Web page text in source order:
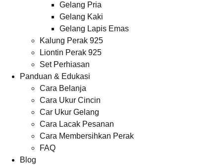
Gelang Pria
Gelang Kaki
Gelang Lapis Emas
Kalung Perak 925
Liontin Perak 925
Set Perhiasan
Panduan & Edukasi
Cara Belanja
Cara Ukur Cincin
Car Ukur Gelang
Cara Lacak Pesanan
Cara Membersihkan Perak
FAQ
Blog